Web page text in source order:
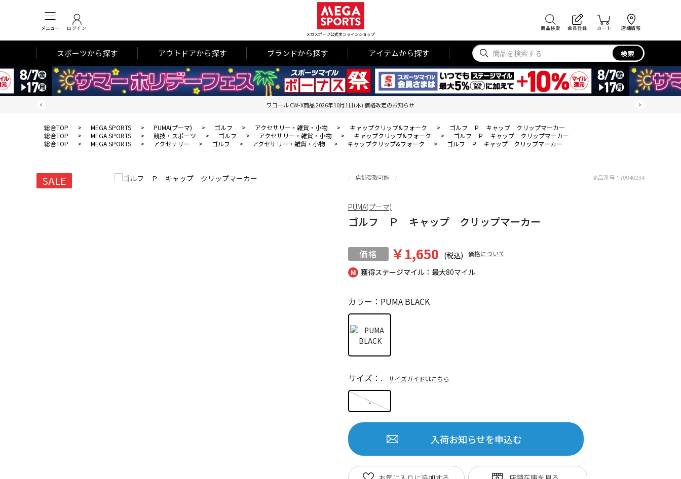
メニュー ログイン
メガスポーツ公式オンラインショップ
商品検索 会員登録 カート 店舗情報
スポーツから探す アウトドアから探す ブランドから探す アイテムから探す 検索
ワコール CW-X商品 2026年10月1日(木) 価格改定のお知らせ
総合TOP > MEGA SPORTS > PUMA(プーマ) > ゴルフ > アクセサリー・雑貨・小物 > キャップクリップ&フォーク >
ゴルフ Ｐ キャップ クリップマーカー
総合TOP
> MEGA SPORTS > 競技・スポーツ > ゴルフ > アクセサリー・雑貨・小物 > キャップクリップ&フォーク >
ゴルフ Ｐ キャップ クリップマーカー
総合TOP
> MEGA SPORTS > アクセサリー > ゴルフ > アクセサリー・雑貨・小物 > キャップクリップ&フォーク > ゴルフ Ｐ キャップ クリップマーカー
SALE
獲得ステージマイル：最大80マイル
店舗受取可能
ゴルフ Ｐ キャップ クリップマーカー
￥1,650 (税込) 価格について
カラー：PUMA BLACK
.
サイズ：. サイズガイドはこちら
入荷お知らせを申込む
商品番号： 70940234
PUMA(プーマ)